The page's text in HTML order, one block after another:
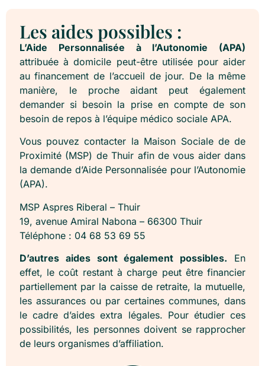
Les aides possibles :
L’Aide Personnalisée à l’Autonomie (APA)
attribuée à domicile peut-être utilisée pour aider
au financement de l’accueil de jour. De la même
manière, le proche aidant peut également
demander si besoin la prise en compte de son
besoin de repos à l’équipe médico sociale APA.
Vous pouvez contacter la Maison Sociale de de
Proximité (MSP) de Thuir afin de vous aider dans
la demande d’Aide Personnalisée pour l’Autonomie
(APA).
MSP Aspres Riberal – Thuir
19, avenue Amiral Nabona – 66300 Thuir
Téléphone : 04 68 53 69 55
D’autres aides sont également possibles. En
effet, le coût restant à charge peut être financier
partiellement par la caisse de retraite, la mutuelle,
les assurances ou par certaines communes, dans
le cadre d’aides extra légales. Pour étudier ces
possibilités, les personnes doivent se rapprocher
de leurs organismes d’affiliation.